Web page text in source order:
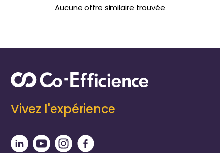
Aucune offre similaire trouvée
Vivez l'expérience